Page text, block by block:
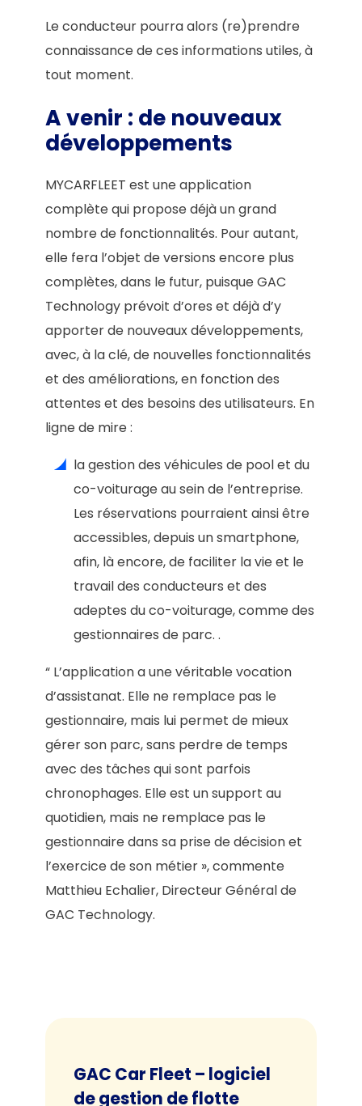
Le conducteur pourra alors (re)prendre
connaissance de ces informations utiles, à
tout moment.
A venir : de nouveaux
développements
MYCARFLEET est une application
complète qui propose déjà un grand
nombre de fonctionnalités. Pour autant,
elle fera l’objet de versions encore plus
complètes, dans le futur, puisque GAC
Technology prévoit d’ores et déjà d’y
apporter de nouveaux développements,
avec, à la clé, de nouvelles fonctionnalités
et des améliorations, en fonction des
attentes et des besoins des utilisateurs. En
ligne de mire :
la gestion des véhicules de pool et du
co-voiturage au sein de l’entreprise.
Les réservations pourraient ainsi être
accessibles, depuis un smartphone,
afin, là encore, de faciliter la vie et le
travail des conducteurs et des
adeptes du co-voiturage, comme des
gestionnaires de parc. .
“ L’application a une véritable vocation
d’assistanat. Elle ne remplace pas le
gestionnaire, mais lui permet de mieux
gérer son parc, sans perdre de temps
avec des tâches qui sont parfois
chronophages. Elle est un support au
quotidien, mais ne remplace pas le
gestionnaire dans sa prise de décision et
l’exercice de son métier », commente
Matthieu Echalier, Directeur Général de
GAC Technology.
GAC Car Fleet – logiciel
de gestion de flotte